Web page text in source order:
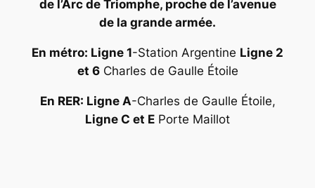
de l’Arc de Triomphe, proche de l’avenue
de la grande armée.
En métro: Ligne 1-Station Argentine Ligne 2
et 6Charles de Gaulle Étoile
En RER: Ligne A-Charles de Gaulle Étoile,
Ligne C et E Porte Maillot